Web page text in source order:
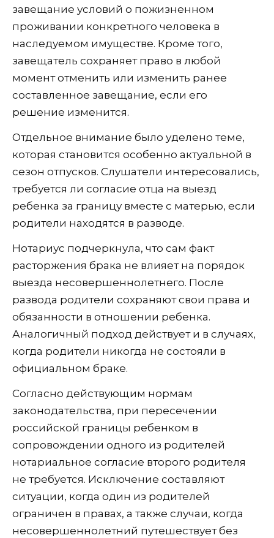
завещание условий о пожизненном
проживании конкретного человека в
наследуемом имуществе. Кроме того,
завещатель сохраняет право в любой
момент отменить или изменить ранее
составленное завещание, если его
решение изменится.
Отдельное внимание было уделено теме,
которая становится особенно актуальной в
сезон отпусков. Слушатели интересовались,
требуется ли согласие отца на выезд
ребенка за границу вместе с матерью, если
родители находятся в разводе.
Нотариус подчеркнула, что сам факт
расторжения брака не влияет на порядок
выезда несовершеннолетнего. После
развода родители сохраняют свои права и
обязанности в отношении ребенка.
Аналогичный подход действует и в случаях,
когда родители никогда не состояли в
официальном браке.
Согласно действующим нормам
законодательства, при пересечении
российской границы ребенком в
сопровождении одного из родителей
нотариальное согласие второго родителя
не требуется. Исключение составляют
ситуации, когда один из родителей
ограничен в правах, а также случаи, когда
несовершеннолетний путешествует без